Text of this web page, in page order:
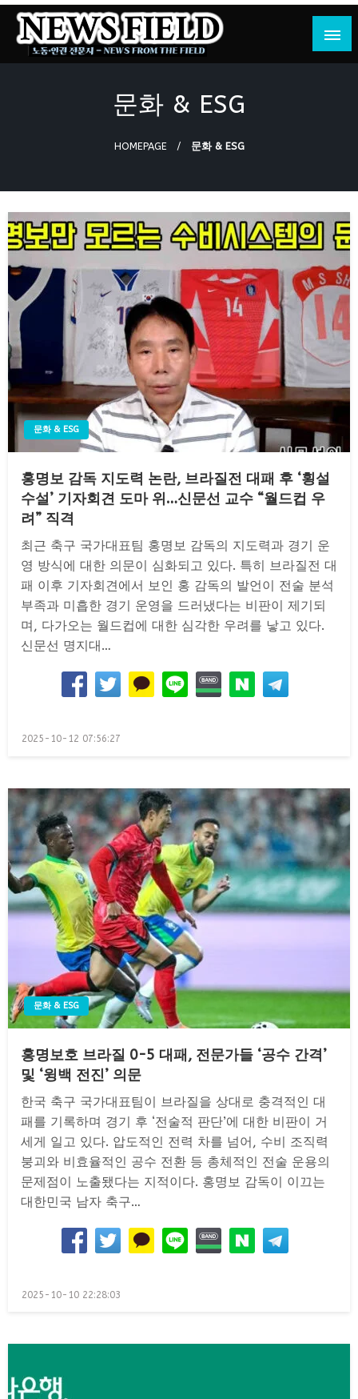
Skip
content
뉴스필드
노동·인권 전문지
문화 & ESG
HOMEPAGE 문화 & ESG
문화 & ESG
홍명보 감독 지도력 논란, 브라질전 대패 후 ‘횡설
수설’ 기자회견 도마 위…신문선 교수 “월드컵 우
려” 직격
최근 축구 국가대표팀 홍명보 감독의 지도력과 경기 운
영 방식에 대한 의문이 심화되고 있다. 특히 브라질전 대
패 이후 기자회견에서 보인 홍 감독의 발언이 전술 분석
부족과 미흡한 경기 운영을 드러냈다는 비판이 제기되
며, 다가오는 월드컵에 대한 심각한 우려를 낳고 있다.
신문선 명지대…
Posted
2025-10-12 07:56:27
문화 & ESG
홍명보호 브라질 0-5 대패, 전문가들 ‘공수 간격’
및 ‘윙백 전진’ 의문
한국 축구 국가대표팀이 브라질을 상대로 충격적인 대
패를 기록하며 경기 후 ‘전술적 판단’에 대한 비판이 거
세게 일고 있다. 압도적인 전력 차를 넘어, 수비 조직력
붕괴와 비효율적인 공수 전환 등 총체적인 전술 운용의
문제점이 노출됐다는 지적이다. 홍명보 감독이 이끄는
대한민국 남자 축구…
Posted
2025-10-10 22:28:03